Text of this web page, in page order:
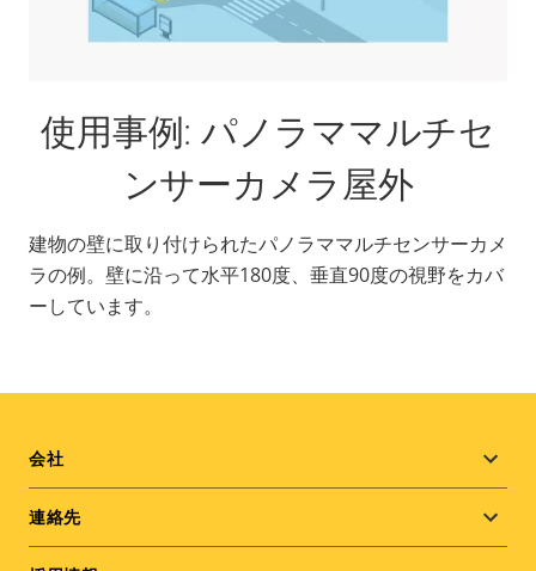
使用事例: パノラママルチセ
ンサーカメラ屋外
建物の壁に取り付けられたパノラママルチセンサーカメ
ラの例。壁に沿って水平180度、垂直90度の視野をカバ
ーしています。
Footer
menu
会社
連絡先